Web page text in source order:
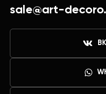
sale@art-